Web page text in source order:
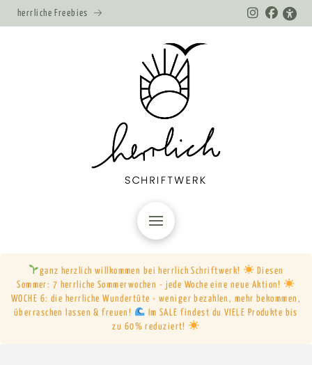
herrliche Freebies
ganz herzlich willkommen bei herrlich Schriftwerk!
Diesen
Sommer: 7 herrliche Sommerwochen - jede Woche eine neue Aktion!
WOCHE 6: die herrliche Wundertüte - weniger bezahlen, mehr bekommen,
überraschen lassen & freuen!
Im SALE findest du VIELE Produkte bis
zu 60% reduziert!